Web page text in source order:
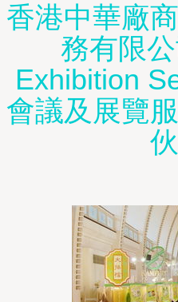
香港中華廠
務有限
Exhibition
會議及展覽